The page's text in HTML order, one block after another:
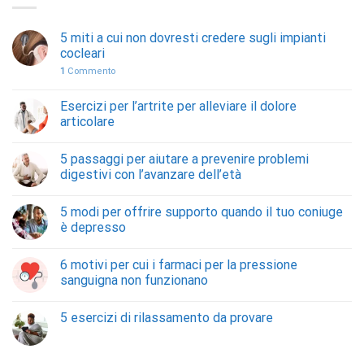
5 miti a cui non dovresti credere sugli impianti
cocleari
1 Commento
Esercizi per l’artrite per alleviare il dolore
articolare
5 passaggi per aiutare a prevenire problemi
digestivi con l’avanzare dell’età
5 modi per offrire supporto quando il tuo coniuge
è depresso
6 motivi per cui i farmaci per la pressione
sanguigna non funzionano
5 esercizi di rilassamento da provare